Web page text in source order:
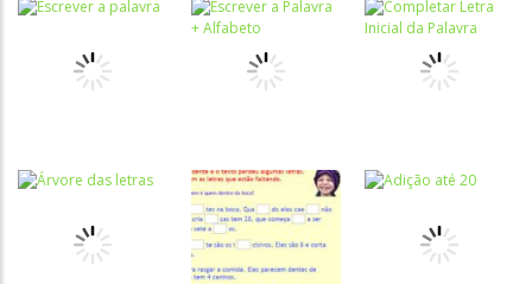
Português e
Complete
Vogais
Faltantes
Atividades
Português e
Matemática
Vídeo Quiz –
Atividades
Português e
Matemática
Números até
Atividades
Matemática
Escrever a
palavra
Atividades
Português e
Matemática
Escrever a
Palavra +
Alfabeto
Português e
Completar
Letra Inicial
da Palavra